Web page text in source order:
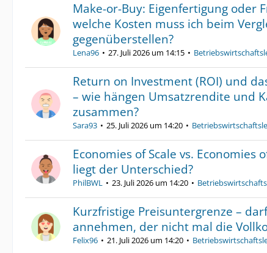
Make-or-Buy: Eigenfertigung oder
welche Kosten muss ich beim
gegenüberstellen?
Lena96 27. Juli 2026 um 14:15
Return on Investment (ROI) und
– wie hängen Umsatzrendite und
zusammen?
Sara93 25. Juli 2026 um 14:20
Economies of Scale vs. Economies
liegt der Unterschied?
PhilBWL 23. Juli 2026 um 14:20
Kurzfristige Preisuntergrenze –
annehmen, der nicht mal die
Felix96 21. Juli 2026 um 14:20